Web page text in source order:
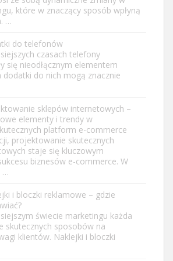
które w znaczący sposób wpłyną
…
do telefonów
czasach telefony
się nieodłącznym elementem
dodatki do nich mogą znacznie
sklepów internetowych –
elementy i trendy w
platform e-commerce
projektowanie skutecznych
staje się kluczowym
biznesów e-commerce. W
…
i bloczki reklamowe – gdzie
świecie marketingu każda
skutecznych sposobów na
klientów. Naklejki i bloczki